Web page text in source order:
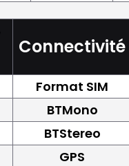
Connectivité
Format SIM
BTMono
BTStereo
GPS